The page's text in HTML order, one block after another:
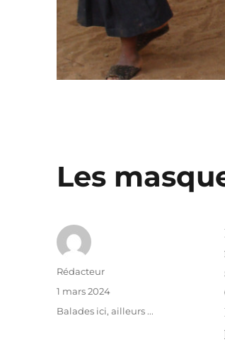
Les
Auteur
Rédacteur
Publié
1 mars 2024
Catégories
Balades ici, ailleurs ...